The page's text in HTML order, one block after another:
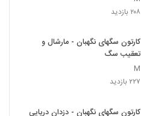
۲۰۸ بازدید
کارتون سگهای نگهبان - مارشال و
تعقیب سگ
M
۲۲۷ بازدید
کارتون سگهای نگهبان - دزدان دریایی